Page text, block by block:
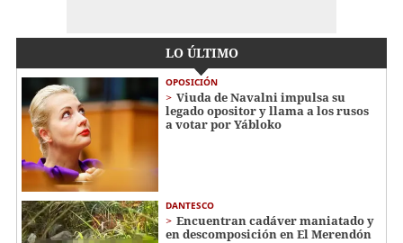
LO ÚLTIMO
OPOSICIÓN
Viuda de Navalni impulsa su
legado opositor y llama a los rusos
a votar por Yábloko
DANTESCO
Encuentran cadáver maniatado y
en descomposición en El Merendón